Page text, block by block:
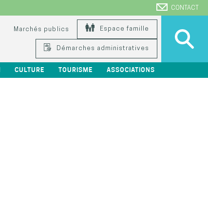
CONTACT
Marchés publics Espace famille
Démarches administratives
CULTURE TOURISME ASSOCIATIONS